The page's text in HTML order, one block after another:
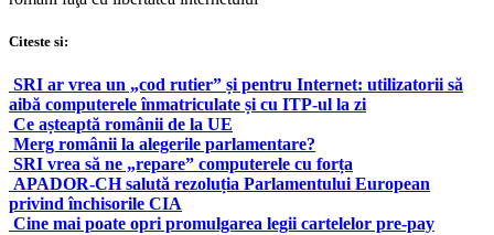
Citeste si:
SRI ar vrea un „cod rutier” și pentru Internet: utilizatorii să
aibă computerele înmatriculate și cu ITP-ul la zi
Ce așteaptă românii de la UE
Merg românii la alegerile parlamentare?
SRI vrea să ne „repare” computerele cu forța
APADOR-CH salută rezoluția Parlamentului European
privind închisorile CIA
Cine mai poate opri promulgarea legii cartelelor pre-pay